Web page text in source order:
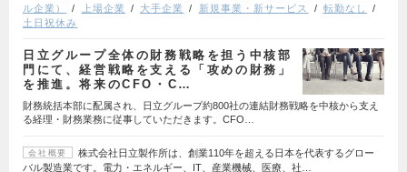
ル企業）
上場企業 大手企業 新規事業・新サービス
転勤なし
土日祝休み
日立グループ全体の財務戦略を担う中核部
門にて、経営戦略を支える「攻めの財務」
を推進。将来のCFO・C…
財務統括本部に配属され、日立グループ約800社の連結財務戦略を中核から支え
る経理・財務業務に従事していただきます。CFO…
会社概要
株式会社日立製作所は、創業110年を超える日本を代表するグロー
バル製造業です。電力・エネルギー、IT、産業機械、医療、社…